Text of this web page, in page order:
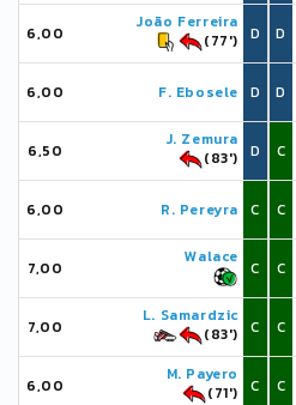
6,00
João Ferreira
(77')
D
6,00 F. Ebosele D
6,50
J. Zemura
(83')
D
6,00 R. Pereyra C
7,00
Walace
C
7,00
L. Samardzic
(83')
C
6,00
M. Payero
(71')
C
D
D
C
C
C
C
C